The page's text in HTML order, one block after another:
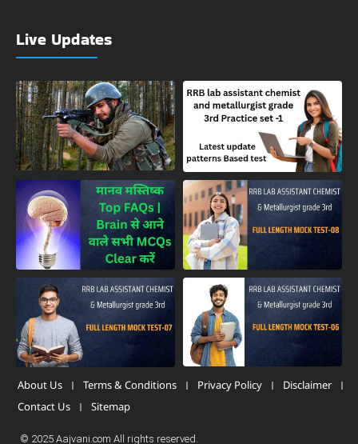
Live Updates
About Us Terms & Conditions Privacy Policy
Disclaimer
Contact Us
Sitemap
© 2025 Aajvani.com All rights reserved.